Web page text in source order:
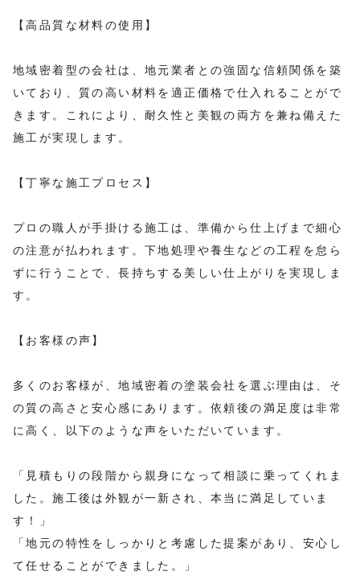
【高品質な材料の使用】
地域密着型の会社は、地元業者との強固な信頼関係を築
いており、質の高い材料を適正価格で仕入れることがで
きます。これにより、耐久性と美観の両方を兼ね備えた
施工が実現します。
【丁寧な施工プロセス】
プロの職人が手掛ける施工は、準備から仕上げまで細心
の注意が払われます。下地処理や養生などの工程を怠ら
ずに行うことで、長持ちする美しい仕上がりを実現しま
す。
【お客様の声】
多くのお客様が、地域密着の塗装会社を選ぶ理由は、そ
の質の高さと安心感にあります。依頼後の満足度は非常
に高く、以下のような声をいただいています。
「見積もりの段階から親身になって相談に乗ってくれま
した。施工後は外観が一新され、本当に満足していま
す！」
「地元の特性をしっかりと考慮した提案があり、安心し
て任せることができました。」